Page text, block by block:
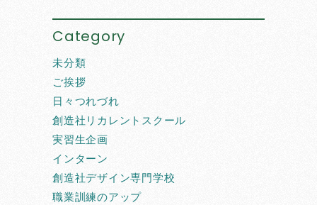
Category
未分類
ご挨拶
日々つれづれ
創造社リカレントスクール
実習生企画
インターン
創造社デザイン専門学校
職業訓練のアップ